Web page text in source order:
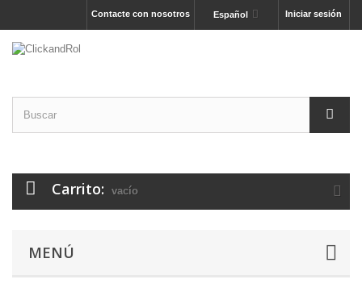
Iniciar sesión
Español
Contacte con nosotros
Carrito: vacío
MENÚ